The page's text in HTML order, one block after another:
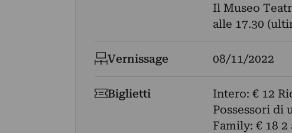
Il Museo
alle 17.30
Vernissage 08/11/2022
Biglietti
Intero: € 12
Possessori di
Family: € 18